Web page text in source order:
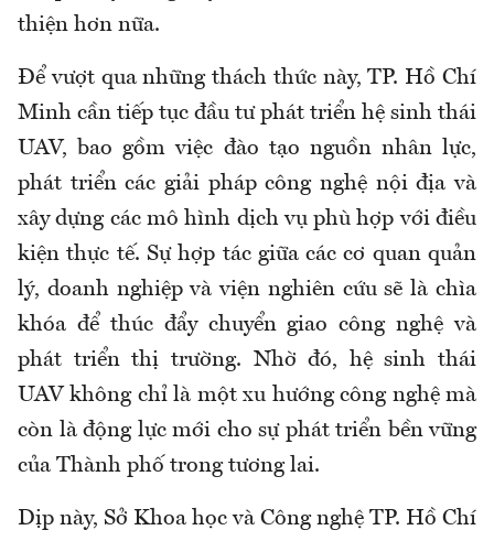
thiện hơn nữa.
Để vượt qua những thách thức này, TP. Hồ Chí
Minh cần tiếp tục đầu tư phát triển hệ sinh thái
UAV, bao gồm việc đào tạo nguồn nhân lực,
phát triển các giải pháp công nghệ nội địa và
xây dựng các mô hình dịch vụ phù hợp với điều
kiện thực tế. Sự hợp tác giữa các cơ quan quản
lý, doanh nghiệp và viện nghiên cứu sẽ là chìa
khóa để thúc đẩy chuyển giao công nghệ và
phát triển thị trường. Nhờ đó, hệ sinh thái
UAV không chỉ là một xu hướng công nghệ mà
còn là động lực mới cho sự phát triển bền vững
của Thành phố trong tương lai.
Dịp này, Sở Khoa học và Công nghệ TP. Hồ Chí